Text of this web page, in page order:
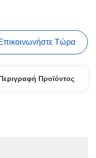
Τώρα
Προϊόντος